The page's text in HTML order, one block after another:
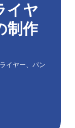
イヤ
制作
イヤー、パン